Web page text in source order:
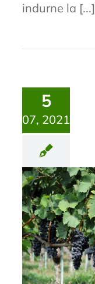
indurne la [...]
5
07, 2021